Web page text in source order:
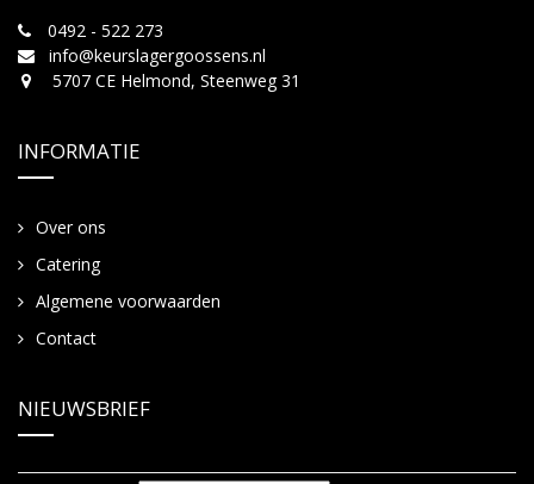
0492 - 522 273
info@keurslagergoossens.nl
5707 CE Helmond, Steenweg 31
INFORMATIE
Over ons
Catering
Algemene voorwaarden
Contact
NIEUWSBRIEF